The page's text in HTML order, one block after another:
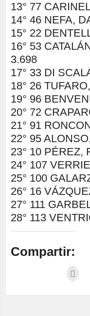
13° 77
14° 46 NEFA,
15° 22
16° 53
3.698
17° 33 DI
18° 26
19° 96
20° 72
21° 91
22° 95
23° 10 PÉREZ,
24° 107
25° 100
26° 16
27° 111
28° 113
Compartir: